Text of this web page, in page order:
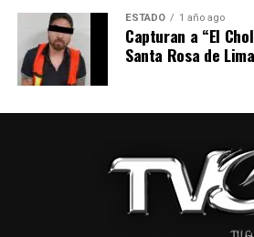
ESTADO 1 año ago
Capturan a “El
Santa Rosa de